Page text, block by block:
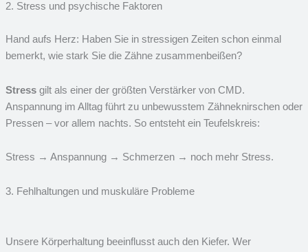
2. Stress und psychische Faktoren
Hand aufs Herz: Haben Sie in stressigen Zeiten schon einmal
bemerkt, wie stark Sie die Zähne zusammenbeißen?
Stressgilt als einer der größten Verstärker von CMD.
Anspannung im Alltag führt zu unbewusstem Zähneknirschen oder
Pressen – vor allem nachts. So entsteht ein Teufelskreis:
Stress → Anspannung → Schmerzen → noch mehr Stress.
3. Fehlhaltungen und muskuläre Probleme
Unsere Körperhaltung beeinflusst auch den Kiefer. Wer